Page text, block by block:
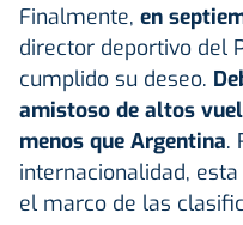
Finalmente, en
director deportivo del
cumplido su deseo.
amistoso de altos
menos que Argentina.
internacionalidad,
el marco de las